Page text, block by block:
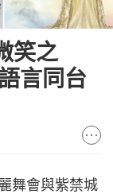
笑之
言同台
舞會與紫禁城